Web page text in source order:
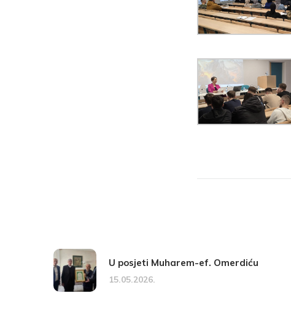
U posjeti Muharem-ef. Omerdiću
15.05.2026.